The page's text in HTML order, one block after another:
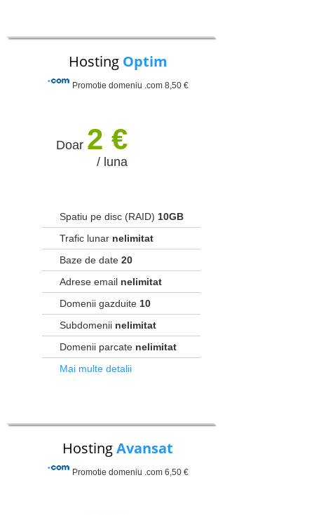
Hosting Optim
Promotie domeniu .com 8,50 €
Doar 2 €
/ luna
Spatiu pe disc (RAID) 10GB
Trafic lunar nelimitat
Baze de date 20
Adrese email nelimitat
Domenii gazduite 10
Subdomenii nelimitat
Domenii parcate nelimitat
Mai multe detalii
HostingAvansat
Promotie domeniu .com 6,50 €